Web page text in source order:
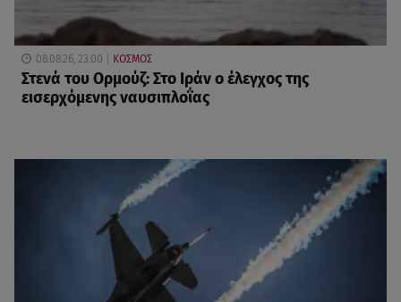
08.08.26, 23:00 ΚΟΣΜΟΣ
Στενά του Ορμούζ: Στο Ιράν ο έλεγχος της
εισερχόμενης ναυσιπλοΐας